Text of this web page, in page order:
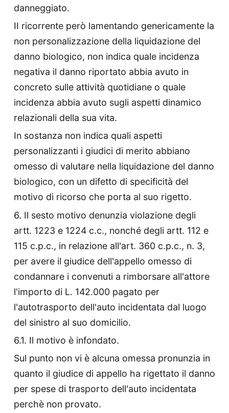
danneggiato.
II ricorrente però lamentando genericamente la
non personalizzazione della liquidazione del
danno biologico, non indica quale incidenza
negativa il danno riportato abbia avuto in
concreto sulle attività quotidiane o quale
incidenza abbia avuto sugli aspetti dinamico
relazionali della sua vita.
In sostanza non indica quali aspetti
personalizzanti i giudici di merito abbiano
omesso di valutare nella liquidazione del danno
biologico, con un difetto di specificità del
motivo di ricorso che porta al suo rigetto.
6. Il sesto motivo denunzia violazione degli
artt. 1223 e 1224 c.c., nonché degli artt. 112 e
115 c.p.c., in relazione all'art. 360 c.p.c., n. 3,
per avere il giudice dell'appello omesso di
condannare i convenuti a rimborsare all'attore
l'importo di L. 142.000 pagato per
l'autotrasporto dell'auto incidentata dal luogo
del sinistro al suo domicilio.
6.1. Il motivo è infondato.
Sul punto non vi è alcuna omessa pronunzia in
quanto il giudice di appello ha rigettato il danno
per spese di trasporto dell'auto incidentata
perchè non provato.